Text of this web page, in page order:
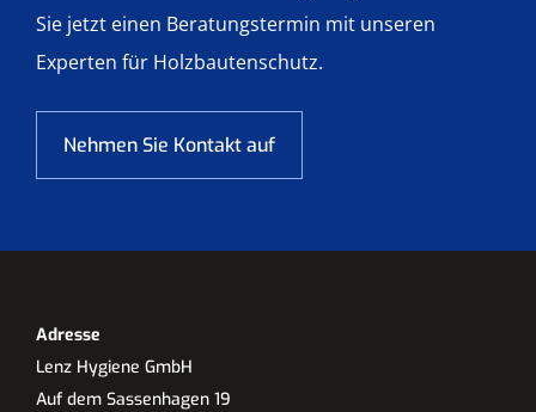
Sie jetzt einen Beratungstermin mit unseren
Experten für Holzbautenschutz.
Nehmen Sie Kontakt auf
Adresse
Lenz Hygiene GmbH
Auf dem Sassenhagen 19